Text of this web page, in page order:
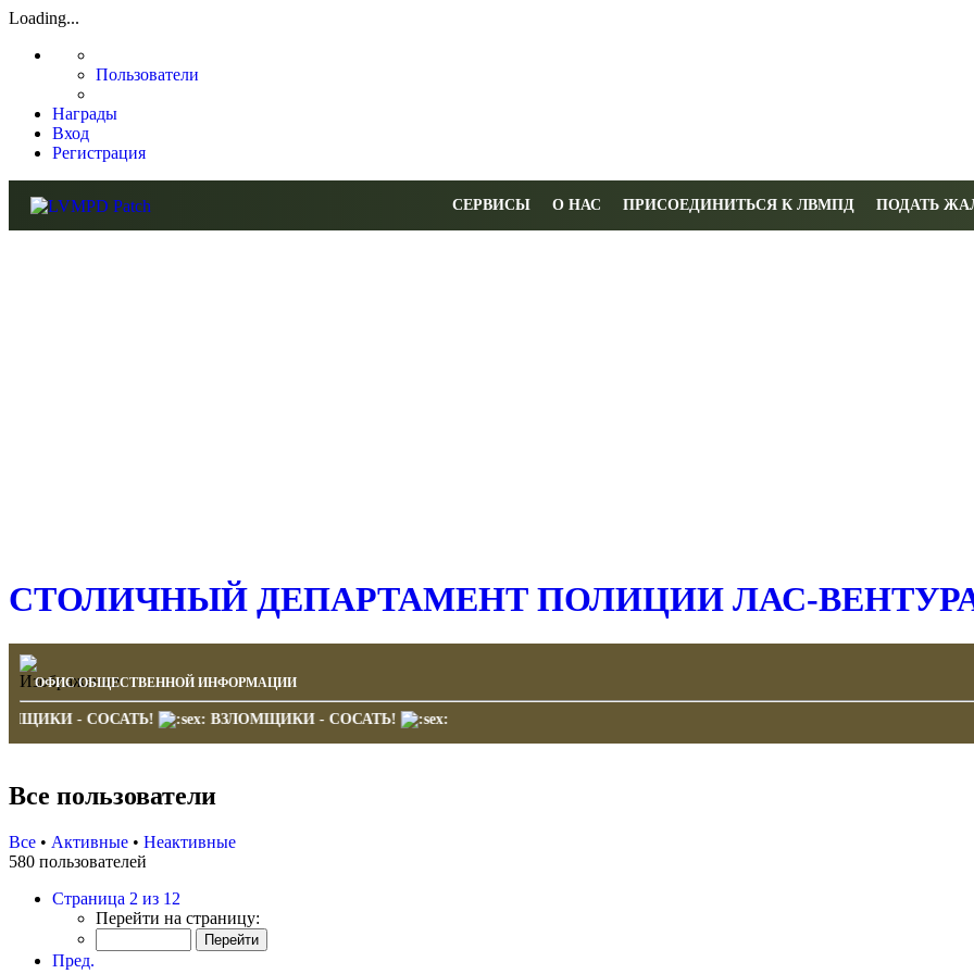
Loading...
Пользователи
Награды
Вход
Регистрация
СЕРВИСЫ О НАС ПРИСОЕДИНИТЬСЯ К ЛВМПД ПОДАТЬ
СТОЛИЧНЫЙ ДЕПАРТАМЕНТ ПОЛИЦИИ ЛАС-
ОФИС ОБЩЕСТВЕННОЙ ИНФОРМАЦИИ
ВЗЛОМЩИКИ - СОСАТЬ! ВЗЛОМЩИКИ - СОСАТЬ!
Все пользователи
Все • Активные • Неактивные
580 пользователей
Страница 2 из 12
Перейти на страницу:
Пред.